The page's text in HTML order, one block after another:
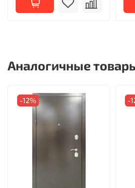
Аналогичные
-12% -